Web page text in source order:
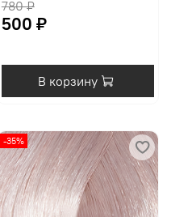
780 ₽
500 ₽
В корзину
-35%